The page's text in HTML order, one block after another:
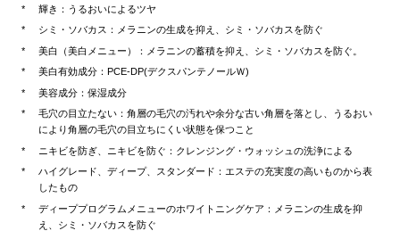
輝き：うるおいによるツヤ
シミ・ソバカス：メラニンの生成を抑え、シミ・ソバカスを防ぐ
美白（美白メニュー）：メラニンの蓄積を抑え、シミ・ソバカスを防ぐ。
美白有効成分：PCE-DP(デクスパンテノールＷ)
美容成分：保湿成分
毛穴の目立たない：角層の毛穴の汚れや余分な古い角層を落とし、うるおい
により角層の毛穴の目立ちにくい状態を保つこと
ニキビを防ぎ、ニキビを防ぐ：クレンジング・ウォッシュの洗浄による
ハイグレード、ディープ、スタンダード：エステの充実度の高いものから表
したもの
ディーププログラムメニューのホワイトニングケア：メラニンの生成を抑
え、シミ・ソバカスを防ぐ